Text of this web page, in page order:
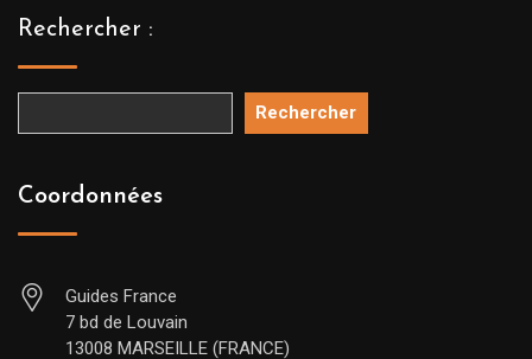
Rechercher :
Rechercher
Coordonnées
Guides France
7 bd de Louvain
13008 MARSEILLE (FRANCE)